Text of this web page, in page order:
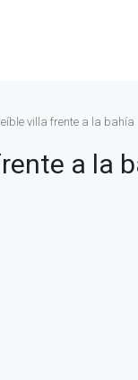
villa frente a la bahía
a la